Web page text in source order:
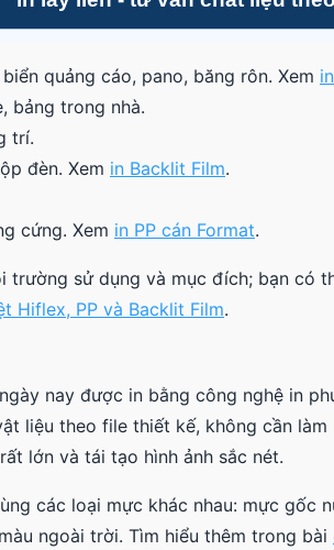
quảng cáo, pano, băng rôn. Xem
bảng trong nhà.
trí.
đèn. Xem in Backlit Film.
cứng. Xem in PP cán Format.
trường sử dụng và mục đích; bạn có
Hiflex, PP và Backlit Film.
nay được in bằng công nghệ in
liệu theo file thiết kế, không cần
lớn và tái tạo hình ảnh sắc nét.
các loại mực khác nhau: mực gốc
ngoài trời. Tìm hiểu thêm trong bài